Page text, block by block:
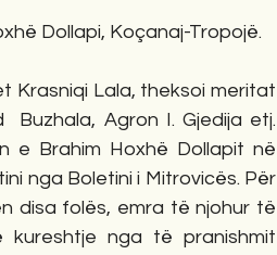
Dollapi, Koçanaj-Tropojë.
Krasniqi Lala, theksoi meritat
Agron I. Gjedija etj.
e Brahim Hoxhë Dollapit në
nga Boletini i Mitrovicës. Për
disa folës, emra të njohur të
nga të pranishmit